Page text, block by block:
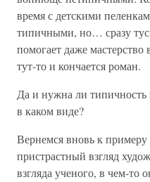
время с детскими
типичными, но… сразу
помогает даже мастерство
тут-то и кончается роман.
Да и нужна ли типичность
в каком виде?
Вернемся вновь к
пристрастный взгляд
взгляда ученого, в чем-то